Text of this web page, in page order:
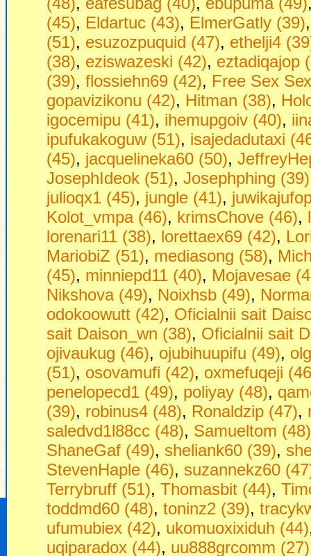
(45), Eldartuc (43), ElmerGatly (39)
(51), esuzozpuquid (47), ethelji4
(38), eziswazeski (42), eztadiqajop
(39), flossiehn69 (42), Frее Seх
gopavizikonu (42), Hitman (38),
igocemipu (41), ihemupgoiv (40),
ipufukakoguw (51), isajedadutaxi
(45), jacquelineka60 (50),
JosephIdeok (51), Josephphing (39)
julioqx1 (45), jungle (41),
Kolot_vmpa (46), krimsChove (46),
lorenari11 (38), lorettaex69 (42),
MariobiZ (51), mediasong (58),
(45), minniepd11 (40), Mojavesae
Nikshova (49), Noixhsb (49),
odokoowutt (42), Oficialnii sait
sait Daison_wn (38), Oficialnii sait
ojivaukug (46), ojubihuupifu (49),
(51), osovamufi (42), oxmefuqeji
penelopecd1 (49), poliyay (48),
(39), robinus4 (48), Ronaldzip (47),
saledvd1l88cc (48), Samueltom (48)
ShaneGaf (49), sheliank60 (39),
StevenHaple (46), suzannekz60
Terrybruff (51), Thomasbit (44),
toddmd60 (48), toninz2 (39),
ufumubiex (42), ukomuoxixiduh (44)
uqiparadox (44), uu888grcomm (27)